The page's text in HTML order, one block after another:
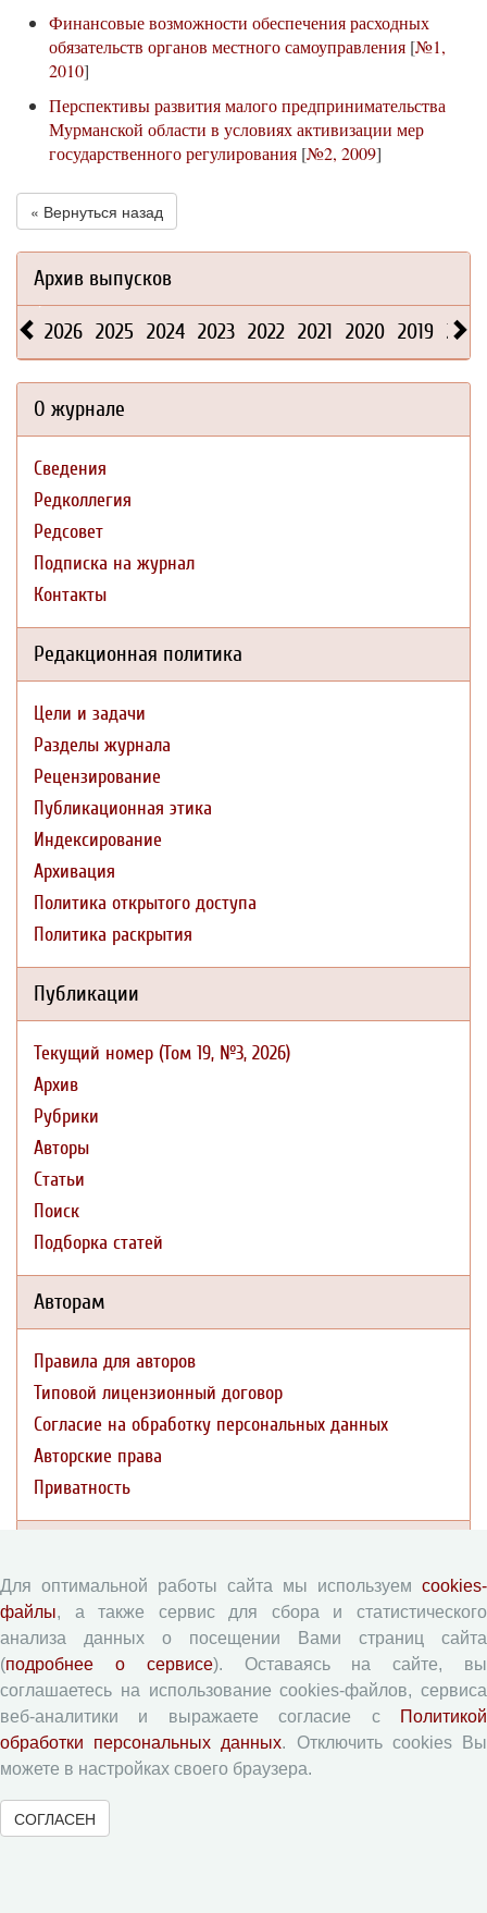
Финансовые возможности обеспечения расходных
обязательств органов местного самоуправления [№1,
2010]
Перспективы развития малого предпринимательства
Мурманской области в условиях активизации мер
государственного регулирования [№2, 2009]
« Вернуться назад
Архив выпусков
2026 2025 2024 2023 2022 2021 2020 2019 2018
О журнале
Сведения
Редколлегия
Редсовет
Подписка на журнал
Контакты
Редакционная политика
Цели и задачи
Разделы журнала
Рецензирование
Публикационная этика
Индексирование
Архивация
Политика открытого доступа
Политика раскрытия
Публикации
Текущий номер (Том 19, №3, 2026)
Архив
Рубрики
Авторы
Статьи
Поиск
Подборка статей
Авторам
Правила для авторов
Типовой лицензионный договор
Согласие на обработку персональных данных
Авторские права
Приватность
Памятка рецензенту
Форма рецензии
Журналы ВолНЦ РАН
Экономические и социальные перемены
Проблемы развития территории
Вопросы территориального развития
Для оптимальной работы сайта мы используем cookies-
файлы, а также сервис для сбора и статистического
анализа данных о посещении Вами страниц сайта
(подробнее о сервисе). Оставаясь на сайте, вы
соглашаетесь на использование cookies-файлов, сервиса
веб-аналитики и выражаете согласие с
Политикой
обработки персональных данных. Отключить cookies Вы
можете в настройках своего браузера.
СОГЛАСЕН